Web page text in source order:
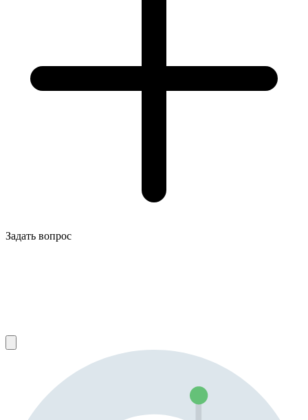
Задать вопрос